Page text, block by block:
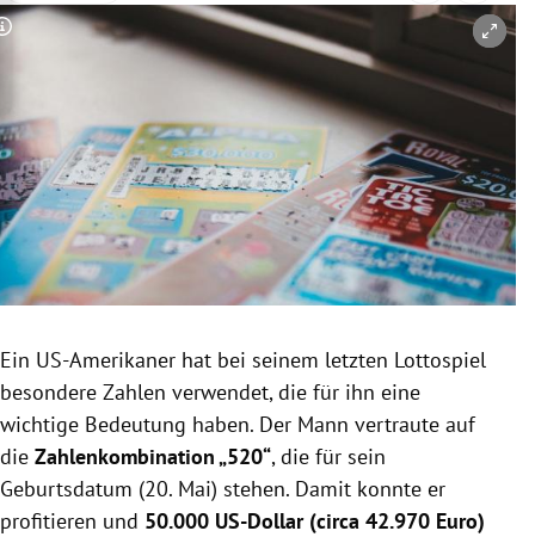
Untermenü
Untermenü
Untermenü
Untermenü
Untermenü
Untermenü
Copyright-Hinweis öffnen/schließen
Ein US-Amerikaner hat bei seinem letzten Lottospiel
besondere Zahlen verwendet, die für ihn eine
wichtige Bedeutung haben. Der Mann vertraute auf
die Zahlenkombination „520“, die für sein
Geburtsdatum (20. Mai) stehen. Damit konnte er
profitieren und 50.000 US-Dollar (circa 42.970 Euro)